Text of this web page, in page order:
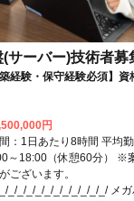
サーバー)技術者募
経験・保守経験必須】資
円
：1日あたり8時間 平均
～18:00（休憩60分） ※
ございます。
_/_/_/_/_/_/_/_/_/_/_/ メ